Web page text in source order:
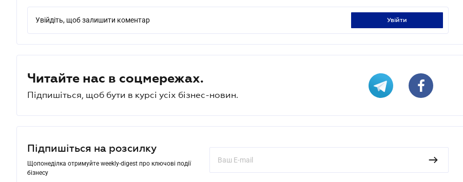
Увійдіть, щоб залишити коментар увійти
Читайте нас в соцмережах.
Підпишіться, щоб бути в курсі усіх бізнес-новин.
Підпишіться на розсилку
Щопонеділка отримуйте weekly-digest про ключові події
бізнесу